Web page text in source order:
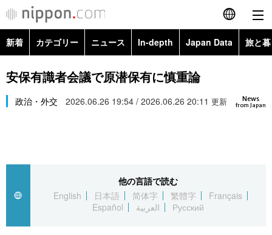
English
简体字
繁體字
العربية
新着 カテゴリー ニュース In-depth Japan Data 旅と
政治・外交
経済・ビジネス
社会
文化
科学・技術
Images
お知らせ
安保有識者会議で原潜保有に慎重論
News
from Japan
政治・外交 2026.06.26 19:54 / 2026.06.26 20:11 更新
他の言語で読む
English
日本語 简体字 繁體字
Français
Español
العربية Русский